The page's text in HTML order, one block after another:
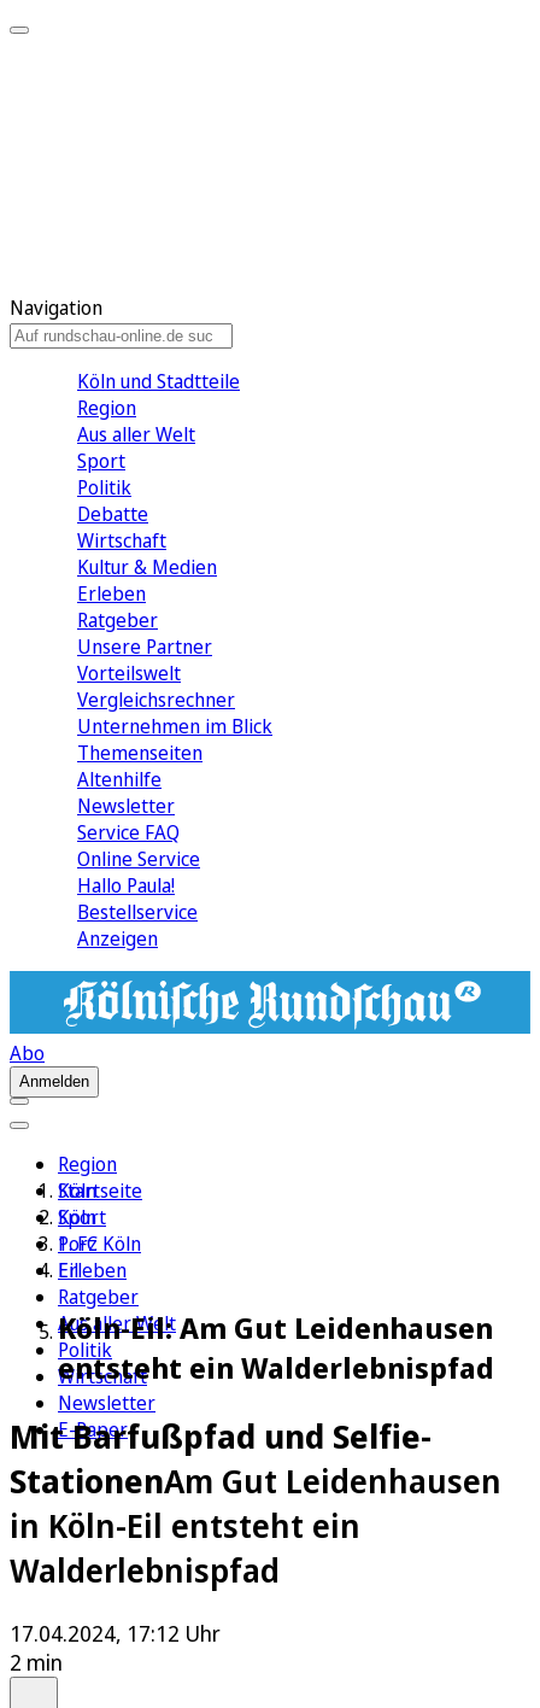
Navigation
Köln und Stadtteile
Region
Aus aller Welt
Sport
Politik
Debatte
Wirtschaft
Kultur & Medien
Erleben
Ratgeber
Unsere Partner
Vorteilswelt
Vergleichsrechner
Unternehmen im Blick
Themenseiten
Altenhilfe
Newsletter
Service FAQ
Online Service
Hallo Paula!
Bestellservice
Anzeigen
Abo
Anmelden
Region
Köln
Sport
1. FC Köln
Erleben
Ratgeber
Aus aller Welt
Politik
Wirtschaft
Newsletter
E-Paper
Startseite
Köln
Porz
Eil
Köln-Eil: Am Gut Leidenhausen
entsteht ein Walderlebnispfad
Mit Barfußpfad und Selfie-
StationenAm Gut Leidenhausen
in Köln-Eil entsteht ein
Walderlebnispfad
17.04.2024, 17:12 Uhr
2 min